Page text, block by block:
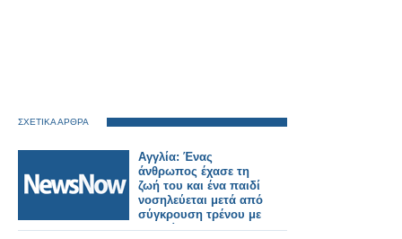
ΣΧΕΤΙΚΑ ΑΡΘΡΑ
Αγγλία: Ένας
άνθρωπος έχασε τη
ζωή του και ένα παιδί
νοσηλεύεται μετά από
σύγκρουση τρένου με
αυτοκίνητο.